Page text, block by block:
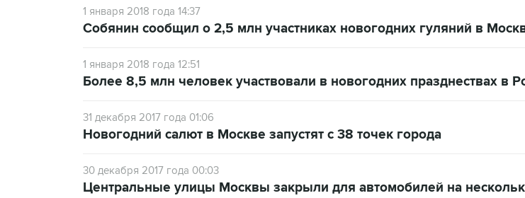
1 января 2018 года 14:37
Собянин сообщил о 2,5 млн участниках новогодних гуляний в
1 января 2018 года 12:51
Более 8,5 млн человек участвовали в новогодних празднествах в
31 декабря 2017 года 01:06
Новогодний салют в Москве запустят с 38 точек города
30 декабря 2017 года 00:03
Центральные улицы Москвы закрыли для автомобилей на